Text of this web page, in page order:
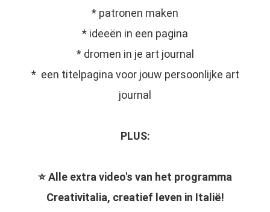
* patronen maken
* ideeën in een pagina
* dromen in je art journal
* een titelpagina voor jouw persoonlijke art
journal
PLUS:
⭐️ Alle extra video's van het programma
Creativitalia, creatief leven in Italië!